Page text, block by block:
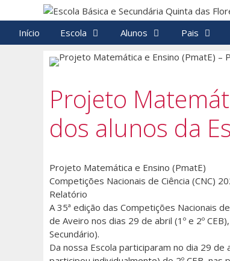
para
conteúdo
Início Escola Alunos Pais
Projeto
dos alunos da
Projeto Matemática e Ensino (PmatE)
Competições Nacionais de Ciência (CNC)
Relatório
A 35ª edição das Competições Nacionais
de Aveiro nos dias 29 de abril (1º e 2º
Secundário).
Da nossa Escola participaram no dia 29 de